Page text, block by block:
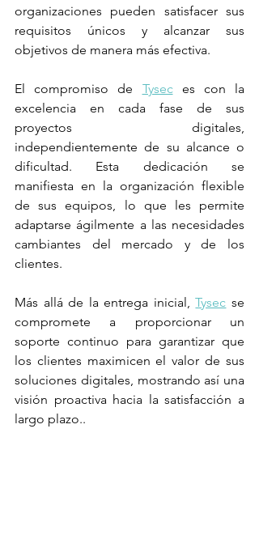
organizaciones pueden satisfacer sus
requisitos únicos y alcanzar sus
objetivos de manera más efectiva.
El compromiso de Tysec es con la
excelencia en cada fase de sus
proyectos digitales,
independientemente de su alcance o
dificultad. Esta dedicación se
manifiesta en la organización flexible
de sus equipos, lo que les permite
adaptarse ágilmente a las necesidades
cambiantes del mercado y de los
clientes.
Más allá de la entrega inicial, Tysec se
compromete a proporcionar un
soporte continuo para garantizar que
los clientes maximicen el valor de sus
soluciones digitales, mostrando así una
visión proactiva hacia la satisfacción a
largo plazo..